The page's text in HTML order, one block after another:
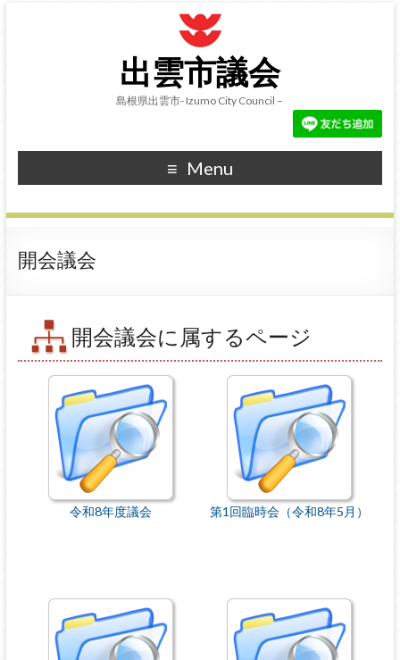
出雲市議会
島根県出雲市- Izumo City Council –
Menu
開会議会
開会議会に属するページ
令和8年度議会 第1回臨時会（令和8年5月）